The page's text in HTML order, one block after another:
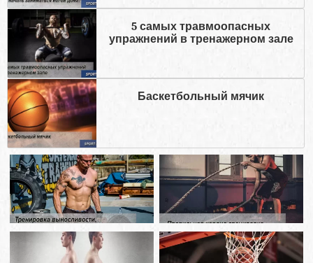
5 самых травмоопасных
упражнений в тренажерном зале
Баскетбольный мячик